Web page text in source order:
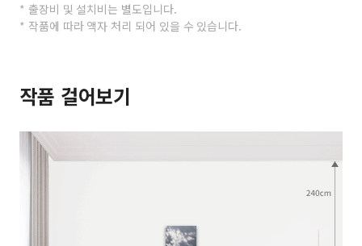
* 출장비 및 설치비는 별도입니다.
* 작품에 따라 액자 처리 되어 있을 수 있습니다.
작품 걸어보기